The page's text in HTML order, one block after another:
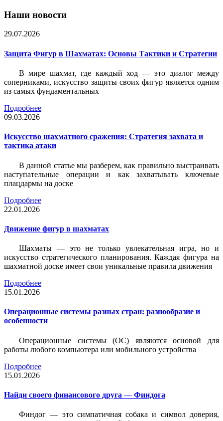
Наши новости
29.07.2026
Защита Фигур в Шахматах: Основы Тактики и Стратегии
В мире шахмат, где каждый ход — это диалог между
соперниками, искусство защиты своих фигур является одним
из самых фундаментальных
Подробнее
09.03.2026
Искусство шахматного сражения: Стратегия захвата и
тактика атаки
В данной статье мы разберем, как правильно выстраивать
наступательные операции и как захватывать ключевые
плацдармы на доске
Подробнее
22.01.2026
Движение фигур в шахматах
Шахматы — это не только увлекательная игра, но и
искусство стратегического планирования. Каждая фигура на
шахматной доске имеет свои уникальные правила движения
Подробнее
15.01.2026
Операционные системы разных стран: разнообразие и
особенности
Операционные системы (ОС) являются основой для
работы любого компьютера или мобильного устройства
Подробнее
15.01.2026
Найди своего финансового друга — Финдога
Финдог — это симпатичная собака и символ доверия,